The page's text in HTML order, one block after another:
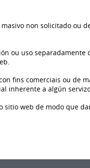
non solicitado ou
ou uso separadamente
fins comerciais ou de
inherente a algún
sitio web de modo que